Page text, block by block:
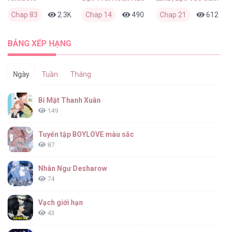
Chap 83 2.3K 0 1 tháng trước
Chap 14 490 0 2 tháng trước
Chap 21 612
BẢNG XẾP HẠNG
Ngày Tuần Tháng
Bí Mật Thanh Xuân
149
Tuyển tập BOYLOVE màu sắc
87
Nhân Ngư Desharow
74
Vạch giới hạn
43